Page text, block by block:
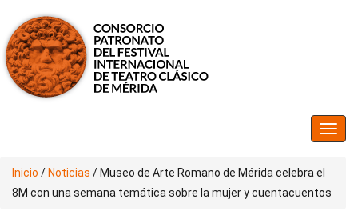
Inicio / Noticias / Museo de Arte Romano de Mérida celebra el
8M con una semana temática sobre la mujer y cuentacuentos